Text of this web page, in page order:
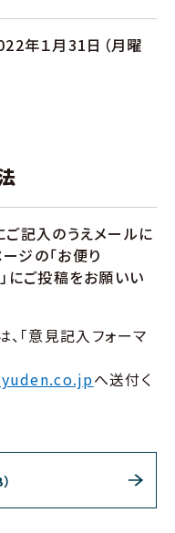
年１月31日（月曜
ご記入のうえメールに
ジの「お便り
にご投稿をお願いい
「意見記入フォーマ
へ送付く